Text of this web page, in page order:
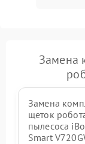
Замена
Замена
щеток
пылесоса
Smart